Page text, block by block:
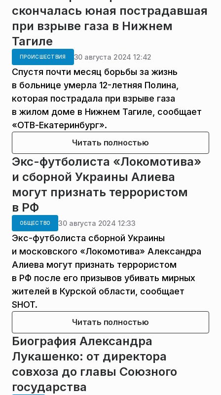
скончалась юная пострадавшая
при взрыве газа в Нижнем
Тагиле
ПРОИСШЕСТВИЯ 30 августа 2024 12:42
Спустя почти месяц борьбы за жизнь
в больнице умерла 12-летняя Полина,
которая пострадала при взрыве газа
в жилом доме в Нижнем Тагиле, сообщает
«ОТВ-Екатеринбург».
Читать полностью
Экс-футболиста «Локомотива»
и сборной Украины Алиева
могут признать террористом
в РФ
ОБЩЕСТВО 30 августа 2024 12:33
Экс-футболиста сборной Украины
и московского «Локомотива» Александра
Алиева могут признать террористом
в РФ после его призывов убивать мирных
жителей в Курской области, сообщает
SHOT.
Читать полностью
Биография Александра
Лукашенко: от директора
совхоза до главы Союзного
государства